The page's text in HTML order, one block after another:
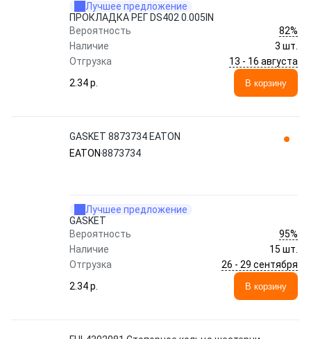
Лучшее предложение
ПРОКЛАДКА РЕГ DS402 0.005IN
Вероятность
82%
Наличие
3 шт.
Отгрузка
13 - 16 августа
2.34 p.
В корзину
GASKET 8873734 EATON
EATON 8873734
Лучшее предложение
GASKET
Вероятность
95%
Наличие
15 шт.
Отгрузка
26 - 29 сентября
2.34 p.
В корзину